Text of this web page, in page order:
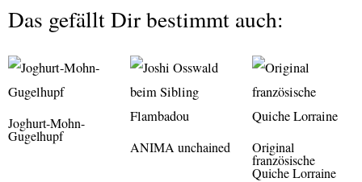
Das gefällt Dir bestimmt auch:
Joghurt-Mohn-
Gugelhupf
ANIMA unchained Original
französische
Quiche Lorraine